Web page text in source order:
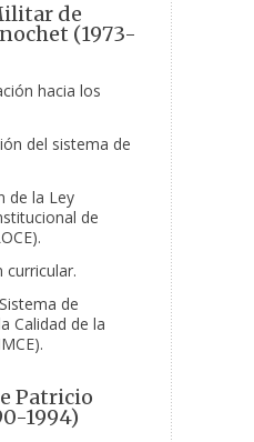
de
(1973-
hacia los
del sistema de
de la Ley
de
curricular.
de
Calidad de la
Patricio
1994)